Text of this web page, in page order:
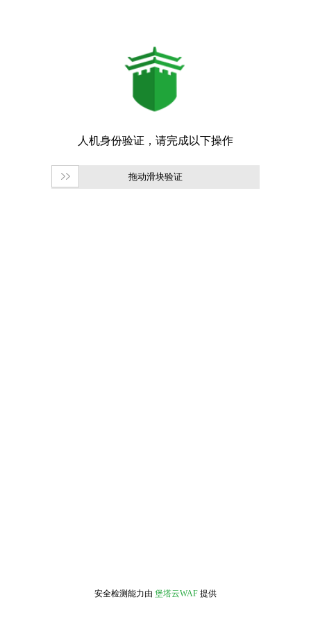
拖动滑块验证
安全检测能力由 堡塔云WAF 提供